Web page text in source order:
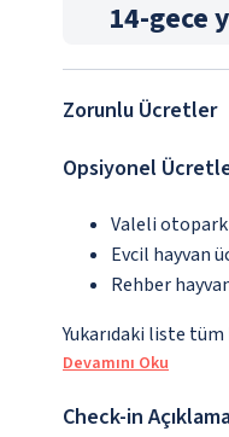
14-gece
Zorunlu Ücretler
Opsiyonel
Valeli otopark
Evcil hayvan
Rehber
Yukarıdaki liste
Devamını Oku
Check-in